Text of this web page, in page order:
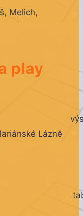
Melich,
play
Láznĕ